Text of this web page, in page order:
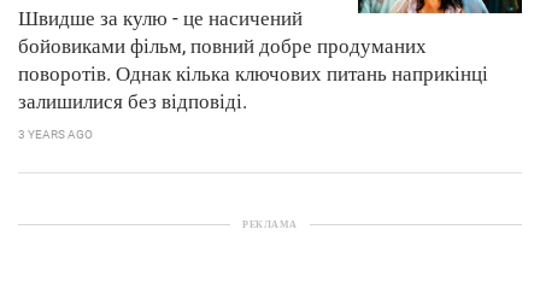
Швидше за кулю - це насичений
бойовиками фільм, повний добре продуманих
поворотів. Однак кілька ключових питань наприкінці
залишилися без відповіді.
3 YEARS AGO
РЕКЛАМА